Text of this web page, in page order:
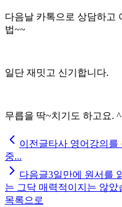
다음날 카톡으로 상담하고
법~~
일단 재밋고 신기합니다.
무릅을 딱~치기도 하고요.
이전글타사 영어강의를
중...
다음글3일만에 원서를
는 그닥 매력적이지는 않았
목록으로